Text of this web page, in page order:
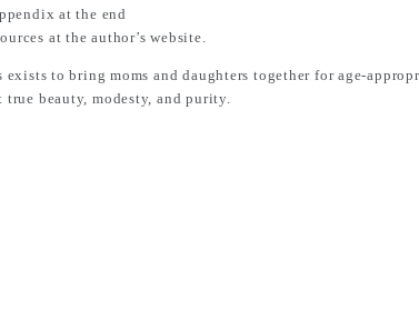
at the end
at the author’s website.
exists to bring moms and daughters together for age-
true beauty, modesty, and purity.